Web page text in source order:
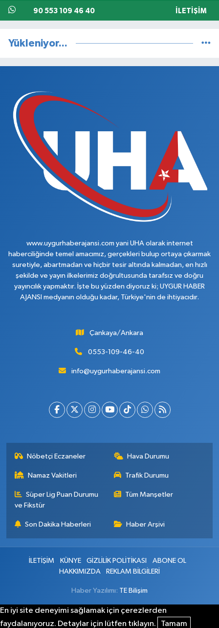
90 553 109 46 40 İLETIŞIM
Yükleniyor...
www.uygurhaberajansi.com yani UHA olarak internet
haberciliğinde temel amacımız, gerçekleri bulup ortaya çıkarmak
suretiyle, abartmadan ve hiçbir tesir altında kalmadan, en hızlı
şekilde ve yayın ilkelerimiz doğrultusunda tarafsız ve doğru
yayıncılık yapmaktır. İşte bu yüzden diyoruz ki; UYGUR HABER
AJANSI medyanın olduğu kadar, Türkiye'nin de ihtiyacıdır.
Çankaya/Ankara
0553-109-46-40
info@uygurhaberajansi.com
Nöbetçi Eczaneler Hava Durumu
Namaz Vakitleri Trafik Durumu
Süper Lig Puan Durumu
ve Fikstür
Tüm Manşetler
Son Dakika Haberleri Haber Arşivi
İLETİŞİM KÜNYE GİZLİLİK POLİTİKASI
ABONE OL
HAKKIMIZDA
REKLAM BİLGİLERİ
Haber Yazılımı: TE Bilişim
En iyi site deneyimi sağlamak için çerezlerden
faydalanıyoruz. Detaylar için lütfen tıklayın.
Tamam